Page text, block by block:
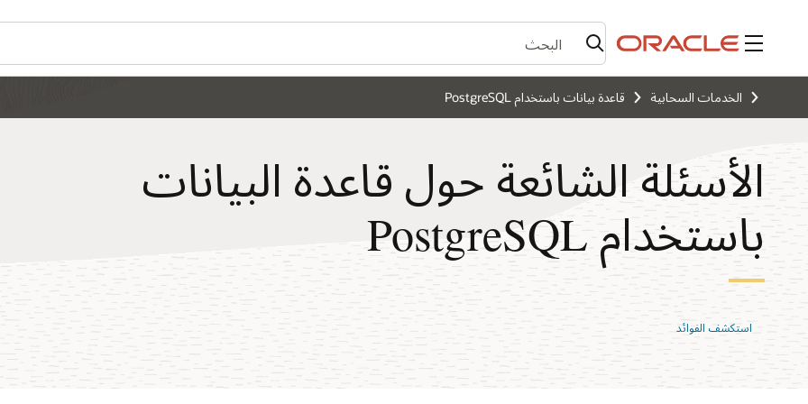
القائمة
الخدمات السحابية قاعدة بيانات باستخدام PostgreSQL
الأسئلة الشائعة حول قاعدة البيانات
باستخدام PostgreSQL
استكشف الفوائد